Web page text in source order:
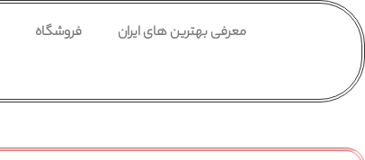
معرفی بهترین های ایران فروشگاه